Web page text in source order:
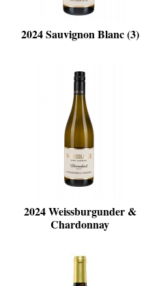
2024 Sauvignon Blanc (3)
2024 Weissburgunder &
Chardonnay